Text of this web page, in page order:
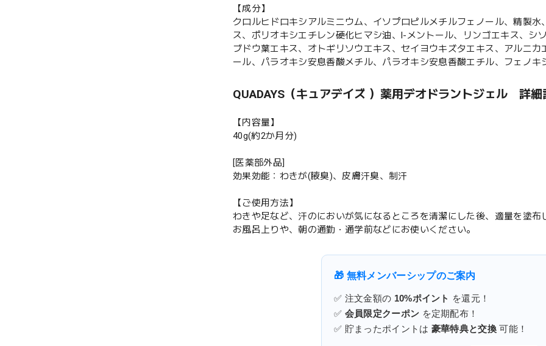
【成分】
クロルヒドロキシアルミニウム、イソプロピルメチルフェノール、精製
ス、ポリオキシエチレン硬化ヒマシ油、l-メントール、リンゴエキス、シ
ブドウ葉エキス、オトギリソウエキス、セイヨウキズタエキス、アルニ
ール、パラオキシ安息香酸メチル、パラオキシ安息香酸エチル、フェノキ
QUADAYS（キュアデイズ ）薬用デオドラントジェル 詳細
【内容量】
40g(約2か月分)
[医薬部外品]
効果効能：わきが(腋臭)、皮膚汗臭、制汗
【ご使用方法】
わきや足など、汗のにおいが気になるところを清潔にした後、適量を塗布
お風呂上りや、朝の通勤・通学前などにお使いください。
🎁 無料メンバーシップのご案内
✅ 注文金額の 10%ポイント
を還元！
✅ 会員限定クーポン を定期配布！
✅ 貯まったポイントは 豪華特典と交換 可能！